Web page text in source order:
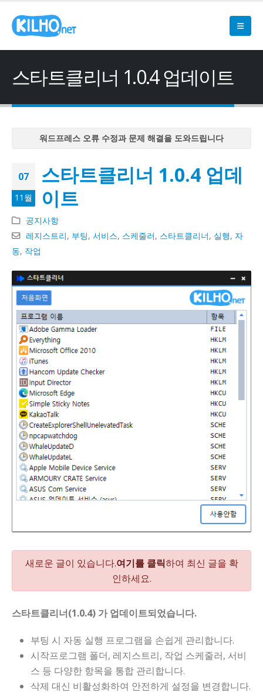
스타트클리너 1.0.4 업데이트
워드프레스 오류 수정과 문제 해결을 도와드립니다
워드프레스 오류 수정과 문제 해결을 도와드립니다
워드프레스 오류 수정과 문제 해결을 도와드립니다
워드프레스 오류 수정과 문제 해결을 도와드립니다
07
11월
스타트클리너 1.0.4 업데
이트
공지사항
레지스트리, 부팅,서비스, 스케줄러, 스타트클리너, 실행, 자
동, 작업
새로운 글이 있습니다.여기를 클릭하여 최신 글을 확
인하세요.
스타트클리너(1.0.4) 가 업데이트되었습니다.
부팅 시 자동 실행 프로그램을 손쉽게 관리합니다.
시작프로그램 폴더, 레지스트리, 작업 스케줄러, 서비
스 등 다양한 항목을 통합 관리합니다.
삭제 대신 비활성화하여 안전하게 설정을 변경합니다.